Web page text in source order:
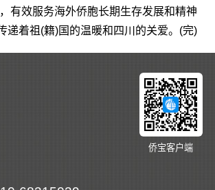
有效服务海外侨胞长期生存发展和精神
递着祖(籍)国的温暖和四川的关爱。(完)
侨宝客户端